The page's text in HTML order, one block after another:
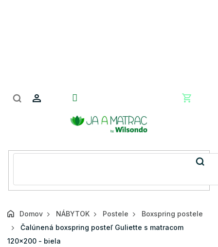
Domov NÁBYTOK Postele
Boxspring postele
Čalúnená boxspring posteľ Guliette s matracom
120x200 - biela